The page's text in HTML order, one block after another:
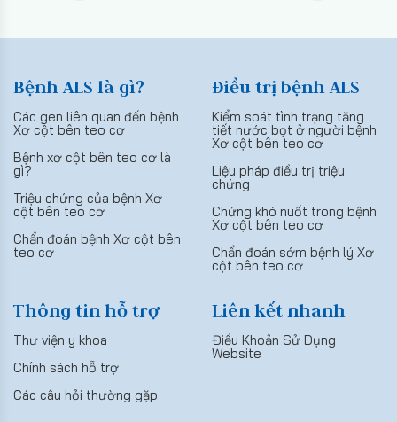
Bệnh ALS là gì?
Các gen liên quan đến bệnh
Xơ cột bên teo cơ
Bệnh xơ cột bên teo cơ là
gì?
Triệu chứng của bệnh Xơ
cột bên teo cơ
Chẩn đoán bệnh Xơ cột bên
teo cơ
Điều trị bệnh ALS
Kiểm soát tình trạng tăng
tiết nước bọt ở người bệnh
Xơ cột bên teo cơ
Liệu pháp điều trị triệu
chứng
Chứng khó nuốt trong bệnh
Xơ cột bên teo cơ
Chẩn đoán sớm bệnh lý Xơ
cột bên teo cơ
Thông tin hỗ trợ
Thư viện y khoa
Chính sách hỗ trợ
Các câu hỏi thường gặp
Liên kết nhanh
Điều Khoản Sử Dụng
Website